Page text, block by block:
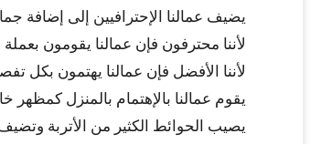
يضيف عمالنا الإحترافيين إلى إضافة
لأننا محترفون فإن عمالنا يقومون
لأننا الأفضل فإن عمالنا يهتمون بكل
يقوم عمالنا بالإهتمام بالمنزل
يصيب الحوائط الكثير من الأتربة